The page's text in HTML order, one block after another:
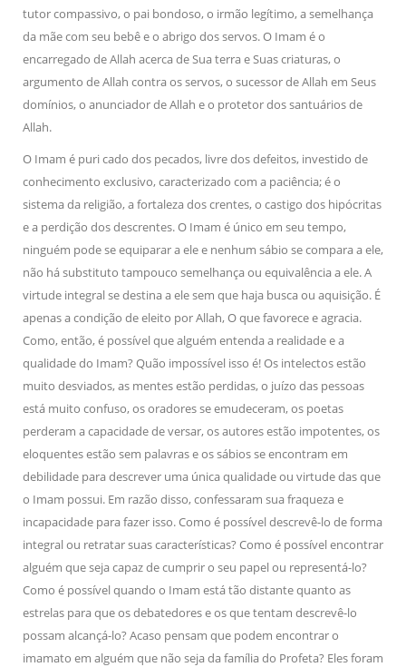
tutor compassivo, o pai bondoso, o irmão legítimo, a semelhança
da mãe com seu bebê e o abrigo dos servos. O Imam é o
encarregado de Allah acerca de Sua terra e Suas criaturas, o
argumento de Allah contra os servos, o sucessor de Allah em Seus
domínios, o anunciador de Allah e o protetor dos santuários de
Allah.
O Imam é puri cado dos pecados, livre dos defeitos, investido de
conhecimento exclusivo, caracterizado com a paciência; é o
sistema da religião, a fortaleza dos crentes, o castigo dos hipócritas
e a perdição dos descrentes. O Imam é único em seu tempo,
ninguém pode se equiparar a ele e nenhum sábio se compara a ele,
não há substituto tampouco semelhança ou equivalência a ele. A
virtude integral se destina a ele sem que haja busca ou aquisição. É
apenas a condição de eleito por Allah, O que favorece e agracia.
Como, então, é possível que alguém entenda a realidade e a
qualidade do Imam? Quão impossível isso é! Os intelectos estão
muito desviados, as mentes estão perdidas, o juízo das pessoas
está muito confuso, os oradores se emudeceram, os poetas
perderam a capacidade de versar, os autores estão impotentes, os
eloquentes estão sem palavras e os sábios se encontram em
debilidade para descrever uma única qualidade ou virtude das que
o Imam possui. Em razão disso, confessaram sua fraqueza e
incapacidade para fazer isso. Como é possível descrevê-lo de forma
integral ou retratar suas características? Como é possível encontrar
alguém que seja capaz de cumprir o seu papel ou representá-lo?
Como é possível quando o Imam está tão distante quanto as
estrelas para que os debatedores e os que tentam descrevê-lo
possam alcançá-lo? Acaso pensam que podem encontrar o
imamato em alguém que não seja da família do Profeta? Eles foram